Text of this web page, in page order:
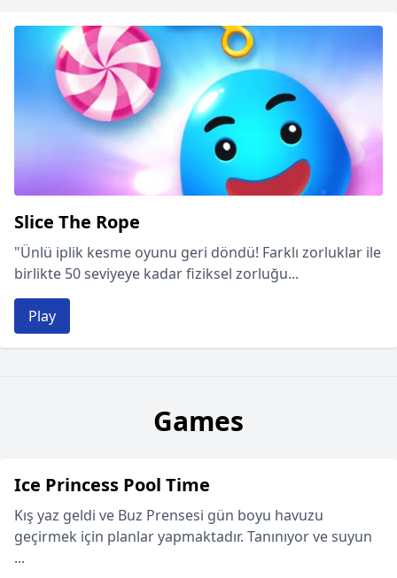
Slice The Rope
"Ünlü iplik kesme oyunu geri döndü! Farklı zorluklar ile
birlikte 50 seviyeye kadar fiziksel zorluğu...
Play
Games
Ice Princess Pool Time
Kış yaz geldi ve Buz Prensesi gün boyu havuzu
geçirmek için planlar yapmaktadır. Tanınıyor ve suyun
...